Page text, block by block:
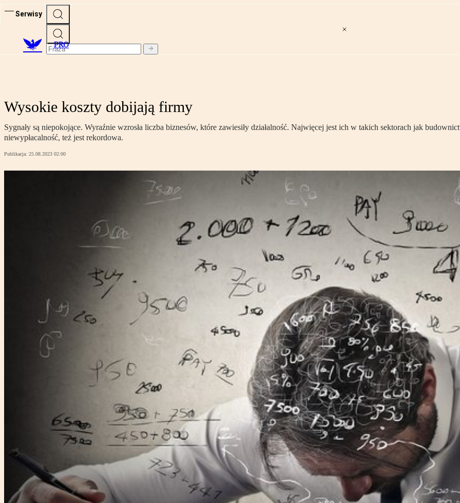
Serwisy
PRO
Wysokie koszty dobijają firmy
Sygnały są niepokojące. Wyraźnie wzrosła liczba biznesów, które zawiesiły działalność. Najwięcej jest ich w takich sektorach jak
niewypłacalność, też jest rekordowa.
Publikacja: 25.08.2023 02:00